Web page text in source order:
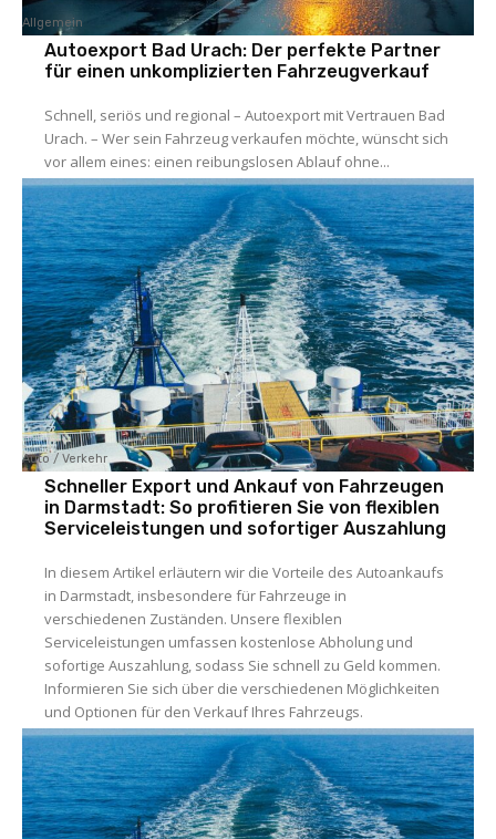
Allgemein
Autoexport Bad Urach: Der perfekte Partner
für einen unkomplizierten Fahrzeugverkauf
Schnell, seriös und regional – Autoexport mit Vertrauen Bad
Urach. – Wer sein Fahrzeug verkaufen möchte, wünscht sich
vor allem eines: einen reibungslosen Ablauf ohne...
Auto / Verkehr
Schneller Export und Ankauf von Fahrzeugen
in Darmstadt: So profitieren Sie von flexiblen
Serviceleistungen und sofortiger Auszahlung
In diesem Artikel erläutern wir die Vorteile des Autoankaufs
in Darmstadt, insbesondere für Fahrzeuge in
verschiedenen Zuständen. Unsere flexiblen
Serviceleistungen umfassen kostenlose Abholung und
sofortige Auszahlung, sodass Sie schnell zu Geld kommen.
Informieren Sie sich über die verschiedenen Möglichkeiten
und Optionen für den Verkauf Ihres Fahrzeugs.